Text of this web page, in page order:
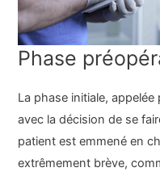
Phase
La phase initiale,
avec la décision de se
patient est emmené en
extrêmement brève,